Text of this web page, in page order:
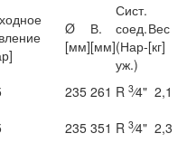
Ø
[мм]
В.
[мм]
Сист.
соед.
(Нар-
уж.)
Вес
[кг]
235 261 R 3⁄4" 2,1
235 351 R 3⁄4" 2,3